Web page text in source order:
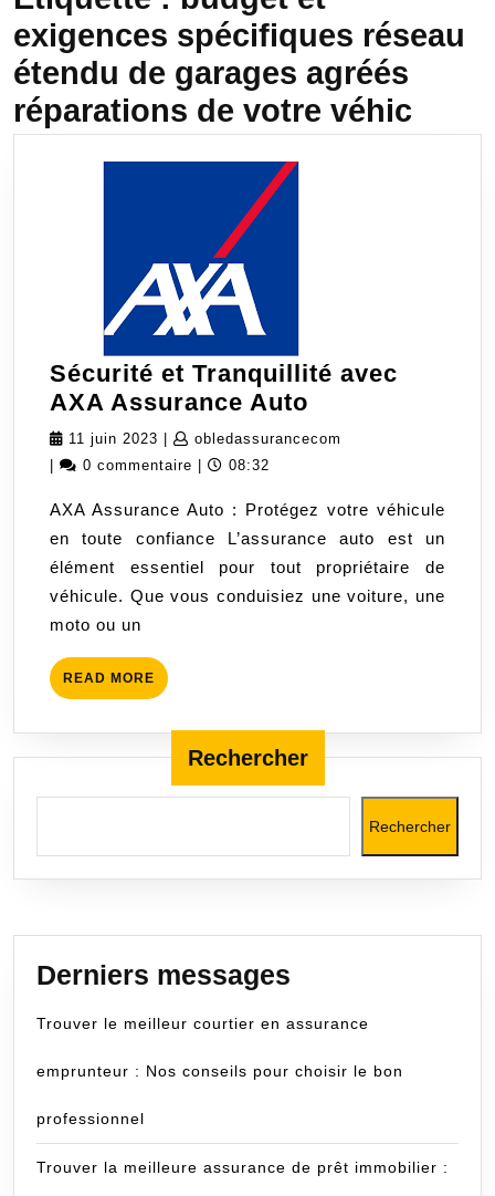
exigences spécifiques réseau
étendu de garages agréés
réparations de votre véhic
Sécurité et Tranquillité avec
AXA Assurance Auto
et
AXA
Assurance
Auto
11 juin 2023 11
juin
obledassurancecom
0 commentaire 08:32
AXA Assurance Auto : Protégez votre véhicule
en toute confiance L’assurance auto est un
élément essentiel pour tout propriétaire de
véhicule. Que vous conduisiez une voiture, une
moto ou un
READ MORE READ
MORE
Rechercher
Rechercher
Derniers messages
Trouver le meilleur courtier en assurance
emprunteur : Nos conseils pour choisir le bon
professionnel
Trouver la meilleure assurance de prêt immobilier :